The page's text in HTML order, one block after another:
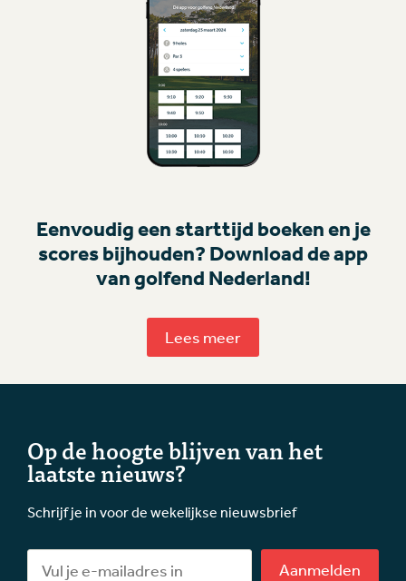
Eenvoudig een starttijd boeken en je
scores bijhouden? Download de app
van golfend Nederland!
Lees meer
Op de hoogte blijven van het
laatste nieuws?
Schrijf je in voor de wekelijkse nieuwsbrief
Aanmelden